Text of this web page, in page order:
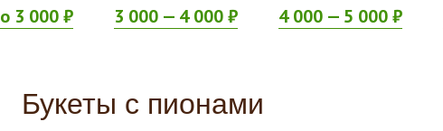
3 000 ₽ 3 000 — 4 000 ₽ 4 000 — 5 000 ₽
Букеты с пионами